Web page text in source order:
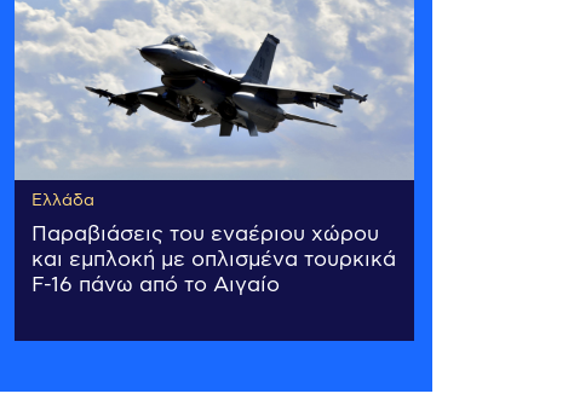
Ελλάδα
Παραβιάσεις του εναέριου χώρου
και εμπλοκή με οπλισμένα τουρκικά
F-16 πάνω από το Αιγαίο